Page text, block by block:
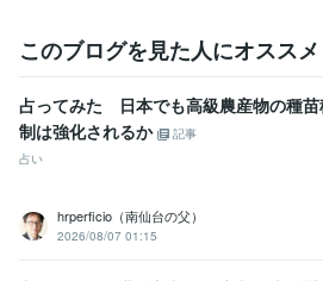
このブログを見た人にオススメ
占ってみた 日本でも高級農産物の種苗
制は強化されるか
記事
占い
hrperficio（南仙台の父）
2026/08/07 01:15